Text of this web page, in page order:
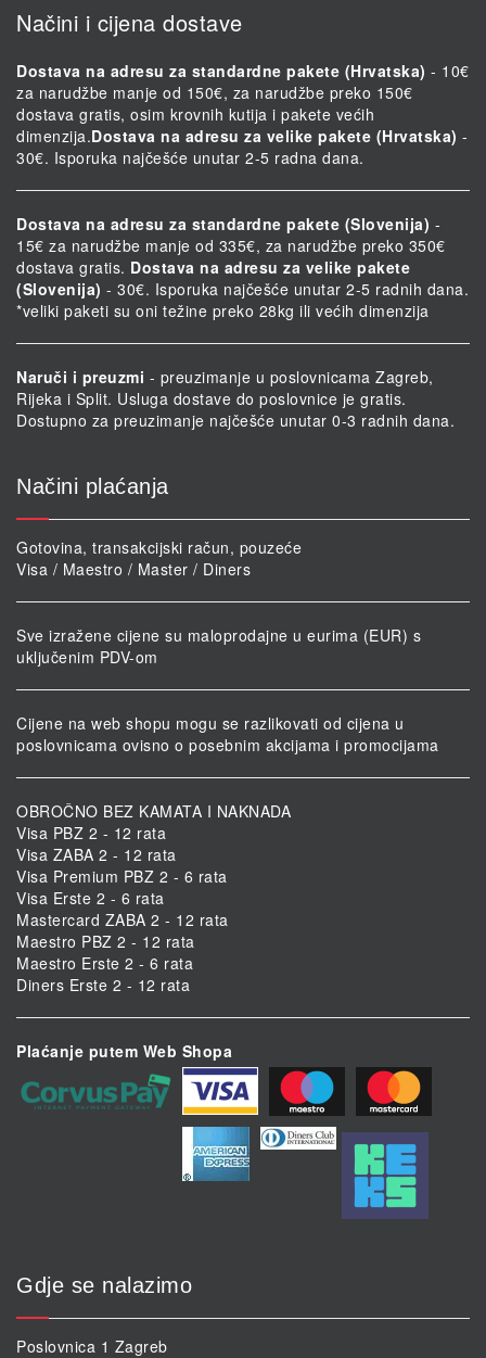
Načini i cijena dostave
Dostava na adresu za standardne pakete (Hrvatska) - 10€
za narudžbe manje od 150€, za narudžbe preko 150€
dostava gratis, osim krovnih kutija i pakete većih
dimenzija.Dostava na adresu za velike pakete (Hrvatska) -
30€. Isporuka najčešće unutar 2-5 radna dana.
Dostava na adresu za standardne pakete (Slovenija) -
15€ za narudžbe manje od 335€, za narudžbe preko 350€
dostava gratis. Dostava na adresu za velike pakete
(Slovenija) - 30€. Isporuka najčešće unutar 2-5 radnih dana.
*veliki paketi su oni težine preko 28kg ili većih dimenzija
Naruči i preuzmi - preuzimanje u poslovnicama Zagreb,
Rijeka i Split. Usluga dostave do poslovnice je gratis.
Dostupno za preuzimanje najčešće unutar 0-3 radnih dana.
Načini plaćanja
Gotovina, transakcijski račun, pouzeće
Visa / Maestro / Master / Diners
Sve izražene cijene su maloprodajne u eurima (EUR) s
uključenim PDV-om
Cijene na web shopu mogu se razlikovati od cijena u
poslovnicama ovisno o posebnim akcijama i promocijama
OBROČNO BEZ KAMATA I NAKNADA
Visa PBZ 2 - 12 rata
Visa ZABA 2 - 12 rata
Visa Premium PBZ 2 - 6 rata
Visa Erste 2 - 6 rata
Mastercard ZABA 2 - 12 rata
Maestro PBZ 2 - 12 rata
Maestro Erste 2 - 6 rata
Diners Erste 2 - 12 rata
Plaćanje putem Web Shopa
Gdje se nalazimo
Poslovnica 1 Zagreb